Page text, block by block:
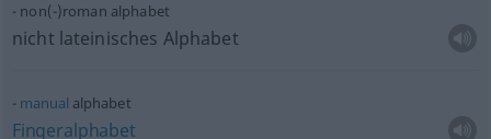
non(-)roman alphabet
nicht lateinisches Alphabet
manual alphabet
Fingeralphabet